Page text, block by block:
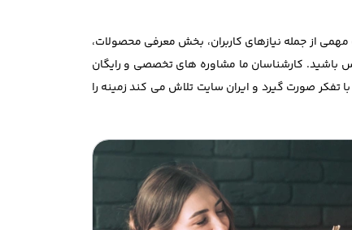
از جمله نیازهای کاربران، بخش معرفی محصولات،
باشید. کارشناسان ما مشاوره های تخصصی و رایگان
تفکر صورت گیرد و ایران سایت تلاش می کند زمینه را